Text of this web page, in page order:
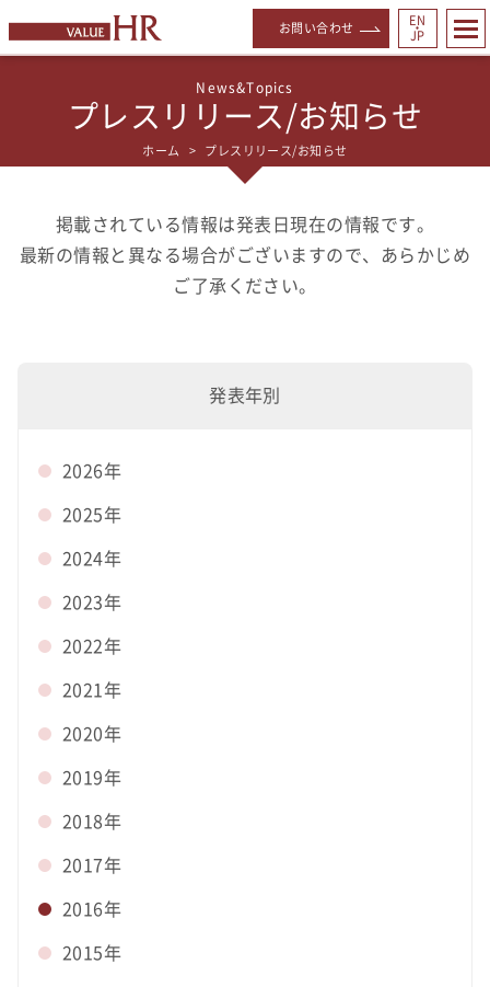
お問い合わせ
EN
・
JP
プレスリリース/お知らせ
ホーム プレスリリース/お知らせ
掲載されている情報は発表日現在の情報です。
最新の情報と異なる場合がございますので、あらかじめ
ご了承ください。
発表年別
2026年
2025年
2024年
2023年
2022年
2021年
2020年
2019年
2018年
2017年
2016年
2015年